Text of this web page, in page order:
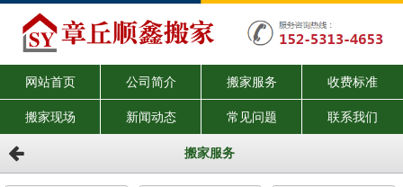
网站首页 公司简介 搬家服务 收费标准
搬家现场 新闻动态 常见问题 联系我们
搬家服务